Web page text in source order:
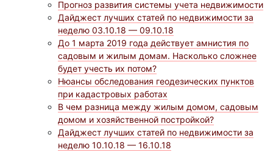
Прогноз развития системы учета недвижимости
Дайджест лучших статей по недвижимости за
неделю 03.10.18 — 09.10.18
До 1 марта 2019 года действует амнистия по
садовым и жилым домам. Насколько сложнее
будет учесть их потом?
Нюансы обследования геодезических пунктов
при кадастровых работах
В чем разница между жилым домом, садовым
домом и хозяйственной постройкой?
Дайджест лучших статей по недвижимости за
неделю 10.10.18 — 16.10.18